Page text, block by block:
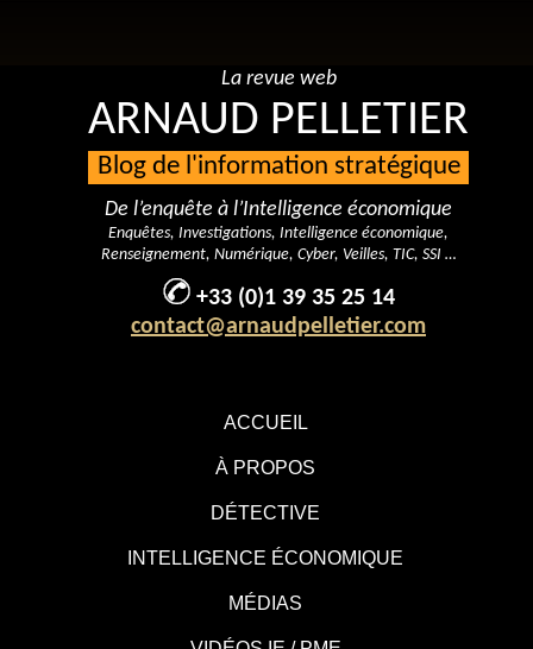
ACCUEIL
À PROPOS
DÉTECTIVE
INTELLIGENCE ÉCONOMIQUE
MÉDIAS
La revue web
ARNAUD PELLETIER
Blog de l'information stratégique
De l’enquête à l’Intelligence économique
Enquêtes, Investigations, Intelligence économique,
Renseignement, Numérique, Cyber, Veilles, TIC, SSI …
+33 (0)1 39 35 25 14
contact@arnaudpelletier.com